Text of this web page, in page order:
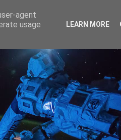
agent
usage
LEARN MORE